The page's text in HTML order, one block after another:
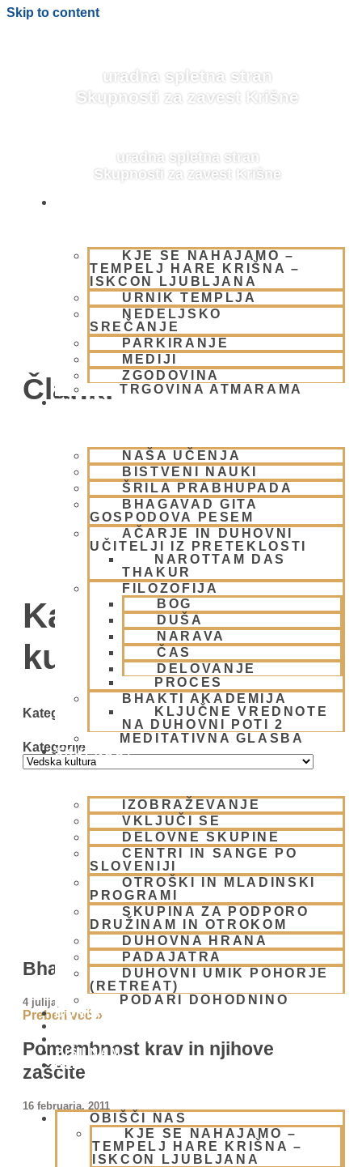
Skip to content
uradna spletna stran
Skupnosti za zavest Krišne
uradna spletna stran
Skupnosti za zavest Krišne
KJE SE NAHAJAMO –
TEMPELJ HARE KRIŠNA –
ISKCON LJUBLJANA
URNIK TEMPLJA
NEDELJSKO
SREČANJE
PARKIRANJE
MEDIJI
ZGODOVINA
TRGOVINA ATMARAMA
BHAKTI JOGA
NAŠA UČENJA
BISTVENI NAUKI
ŠRILA PRABHUPADA
BHAGAVAD GITA
GOSPODOVA PESEM
AČARJE IN DUHOVNI
UČITELJI IZ PRETEKLOSTI
NAROTTAM DAS
THAKUR
FILOZOFIJA
BOG
DUŠA
NARAVA
ČAS
DELOVANJE
PROCES
BHAKTI AKADEMIJA
KLJUČNE VREDNOTE
NA DUHOVNI POTI 2
MEDITATIVNA GLASBA
SKUPNOST
IZOBRAŽEVANJE
VKLJUČI SE
DELOVNE SKUPINE
CENTRI IN SANGE PO
SLOVENIJI
OTROŠKI IN MLADINSKI
PROGRAMI
SKUPINA ZA PODPORO
DRUŽINAM IN OTROKOM
DUHOVNA HRANA
PADAJATRA
DUHOVNI UMIK POHORJE
(RETREAT)
PODARI DOHODNINO
DONIRAJ
VAŠA VPRAŠANJA
PIŠI NAM
BLOG
OBIŠČI NAS
KJE SE NAHAJAMO –
TEMPELJ HARE KRIŠNA –
ISKCON LJUBLJANA
BLOG
Članki
Kategorija: Vedska
kultura
Kategorije
Kategorije
Bhakti – skrivnost večne ljubezni
4 julija, 2014
Preberi več »
Pomembnost krav in njihove
zaščite
16 februarja, 2011
Preberi več »